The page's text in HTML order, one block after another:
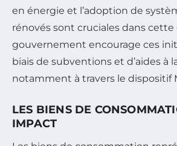
en énergie et l’adoption de
rénovés sont cruciales dans cette
gouvernement encourage ces
biais de subventions et d’aides à
notamment à travers le dispositif
LES BIENS DE
IMPACT